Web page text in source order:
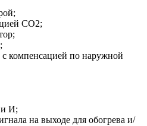
СО2;
компенсацией по наружной
и И;
на выходе для обогрева и/